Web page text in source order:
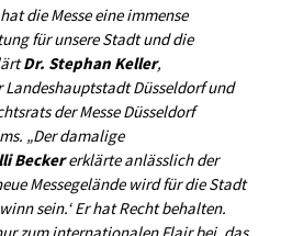
die Messe eine immense
für unsere Stadt und die
Dr. Stephan Keller,
Landeshauptstadt Düsseldorf und
der Messe Düsseldorf
„Der damalige
Beckererklärte anlässlich der
Messegelände wird für die Stadt
sein.‘ Er hat Recht behalten.